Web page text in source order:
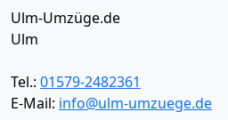
Ulm-Umzüge.de
Ulm
Tel.: 01579-2482361
E-Mail: info@ulm-umzuege.de